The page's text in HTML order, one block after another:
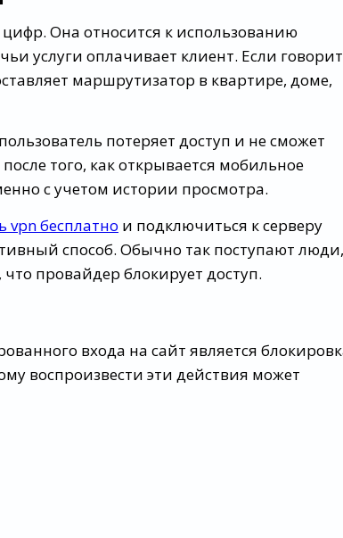
Она относится к использованию
услуги оплачивает клиент. Если
маршрутизатор в квартире, доме,
потеряет доступ и не сможет
того, как открывается мобильное
с учетом истории просмотра.
vpn бесплатно и подключиться к серверу
способ. Обычно так поступают люди,
что провайдер блокирует доступ.
входа на сайт является
воспроизвести эти действия может